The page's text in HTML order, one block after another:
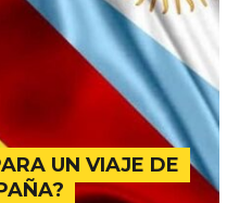
UN VIAJE DE
2026 ‘Sotillo,